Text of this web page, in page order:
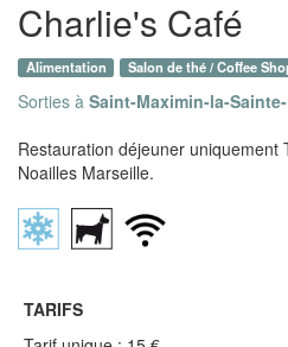
Charlie's Café
Alimentation Salon de thé / Coffee
Sorties à Saint-Maximin-la-
Restauration déjeuner uniquement
Noailles Marseille.
TARIFS